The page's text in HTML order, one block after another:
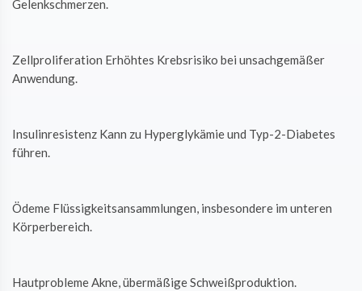
Gelenkschmerzen.
Zellproliferation Erhöhtes Krebsrisiko bei unsachgemäßer
Anwendung.
Insulinresistenz Kann zu Hyperglykämie und Typ-2-Diabetes
führen.
Ödeme Flüssigkeitsansammlungen, insbesondere im unteren
Körperbereich.
Hautprobleme Akne, übermäßige Schweißproduktion.